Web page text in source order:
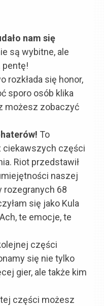
nam się
są wybitne, ale
pentę!
rozkłada się honor,
sporo osób klika
możesz zobaczyć
To
ciekawszych części
Riot przedstawił
naszej
rozegranych 68
się jako Kula
te emocje, te
części
się nie tylko
gier, ale także kim
tej części możesz